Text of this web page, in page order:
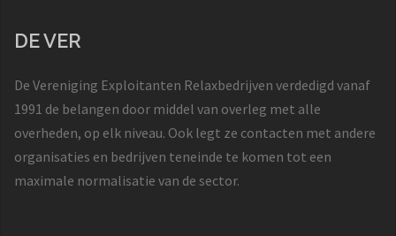
DE VER
De Vereniging Exploitanten Relaxbedrijven verdedigd vanaf
1991 de belangen door middel van overleg met alle
overheden, op elk niveau. Ook legt ze contacten met andere
organisaties en bedrijven teneinde te komen tot een
maximale normalisatie van de sector.